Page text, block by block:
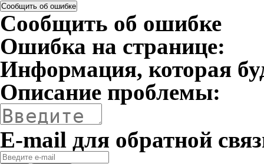
Сообщить об ошибке
Сообщить об ошибке
Ошибка на странице:
Информация, которая
Описание проблемы:
E-mail для обратной